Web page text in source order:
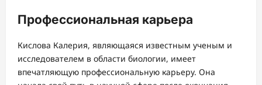
Профессиональная карьера
Кислова Калерия, являющаяся известным ученым и
исследователем в области биологии, имеет
впечатляющую профессиональную карьеру. Она